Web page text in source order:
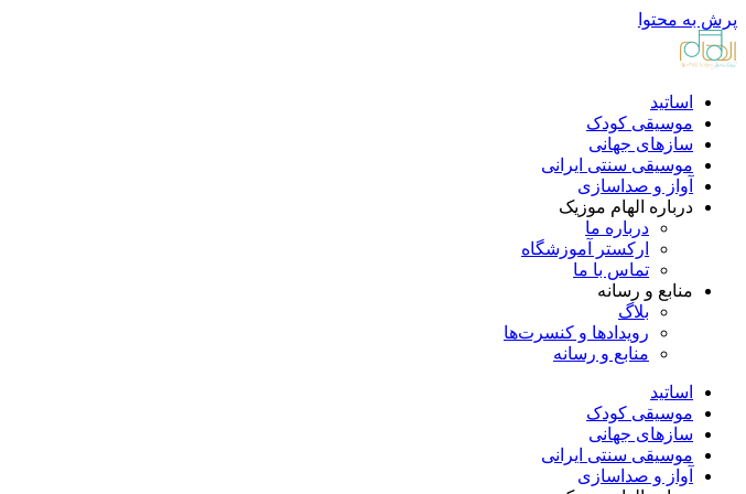
پرش به محتوا
اساتید
موسیقی کودک
سازهای جهانی
موسیقی سنتی ایرانی
آواز و صداسازی
درباره الهام موزیک
درباره ما
ارکستر آموزشگاه
تماس با ما
منابع و رسانه
بلاگ
رویدادها و کنسرت‌ها
منابع و رسانه
اساتید
موسیقی کودک
سازهای جهانی
موسیقی سنتی ایرانی
آواز و صداسازی